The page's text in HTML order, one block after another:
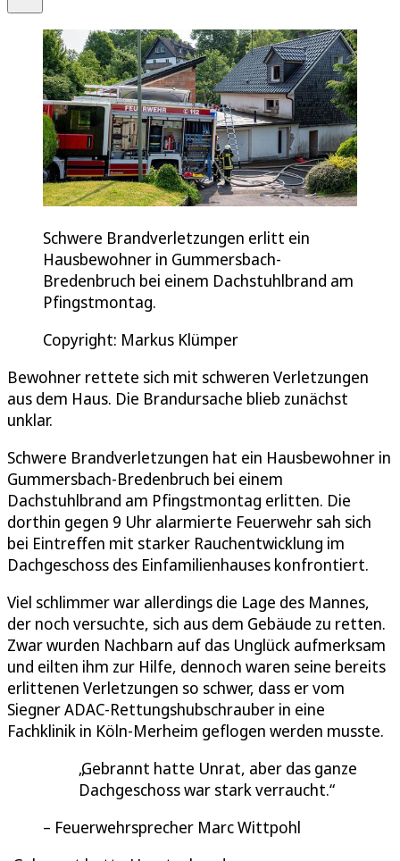
Schwere Brandverletzungen erlitt ein
Hausbewohner in Gummersbach-
Bredenbruch bei einem Dachstuhlbrand am
Pfingstmontag.
Copyright: Markus Klümper
Bewohner rettete sich mit schweren Verletzungen
aus dem Haus. Die Brandursache blieb zunächst
unklar.
Schwere Brandverletzungen hat ein Hausbewohner in
Gummersbach-Bredenbruch bei einem
Dachstuhlbrand am Pfingstmontag erlitten. Die
dorthin gegen 9 Uhr alarmierte Feuerwehr sah sich
bei Eintreffen mit starker Rauchentwicklung im
Dachgeschoss des Einfamilienhauses konfrontiert.
Viel schlimmer war allerdings die Lage des Mannes,
der noch versuchte, sich aus dem Gebäude zu retten.
Zwar wurden Nachbarn auf das Unglück aufmerksam
und eilten ihm zur Hilfe, dennoch waren seine bereits
erlittenen Verletzungen so schwer, dass er vom
Siegner ADAC-Rettungshubschrauber in eine
Fachklinik in Köln-Merheim geflogen werden musste.
Gebrannt hatte Unrat, aber das ganze
Dachgeschoss war stark verraucht.
Feuerwehrsprecher Marc Wittpohl